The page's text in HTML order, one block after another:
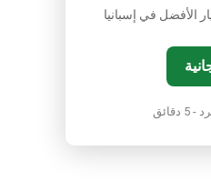
الأفضل في إسبانيا